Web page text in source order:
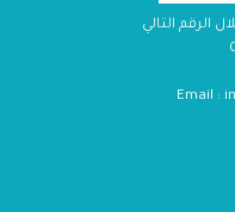
الرقم التالي
Email :